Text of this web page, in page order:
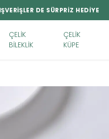
DE SÜRPRİZ HEDİYE
ÇELİK
BİLEKLİK
ÇELİK
KÜPE